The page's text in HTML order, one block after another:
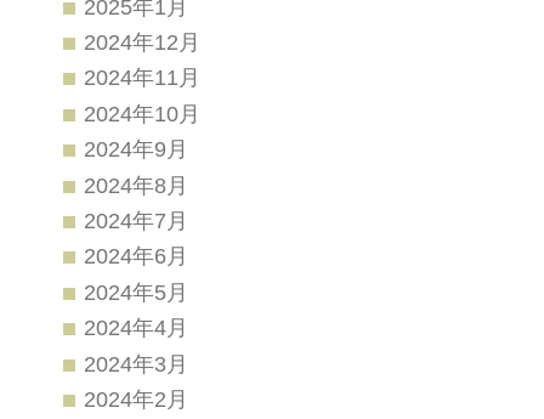
2025年1月
2024年12月
2024年11月
2024年10月
2024年9月
2024年8月
2024年7月
2024年6月
2024年5月
2024年4月
2024年3月
2024年2月